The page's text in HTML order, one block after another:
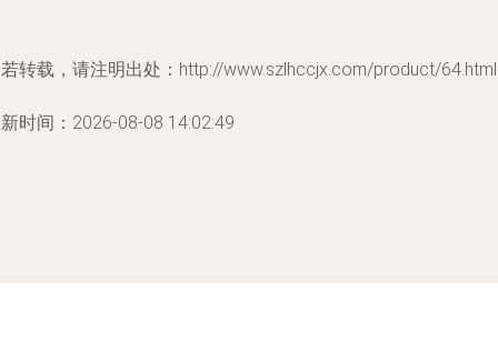
转载，请注明出处：http://www.szlhccjx.com/product/64.html
时间：2026-08-08 14:02:49